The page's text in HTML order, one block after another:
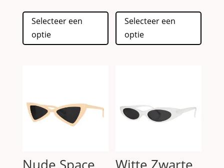
Selecteer een
optie
product
heeft
meerdere
gekozen
productpagina
Selecteer een
optie